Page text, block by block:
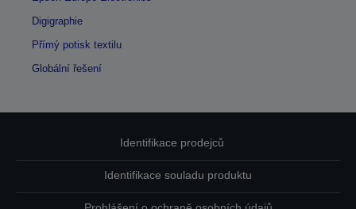
Digigraphie
Přímý potisk textilu
Globální řešení
Identifikace prodejců
Identifikace souladu produktu